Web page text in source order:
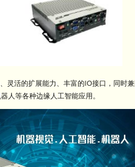
活的扩展能力、丰富的IO接口，同时
人等各种边缘人工智能应用。